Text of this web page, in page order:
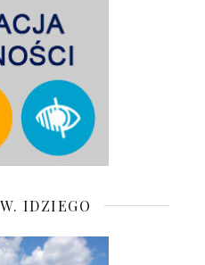
IDZIEGO